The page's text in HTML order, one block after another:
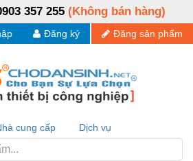
357 255 (Không bán hàng)
Đăng sản phẩm
Đăng ký
cung cấp Dịch vụ